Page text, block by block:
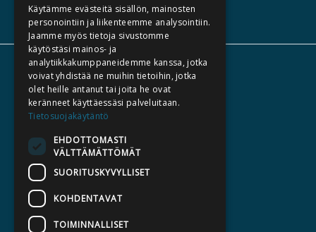
ABOUT US
AUTHORS
CATALOGUES
BECOME AN AUTHOR
Käytämme evästeitä sisällön, mainosten
personointiin ja liikenteemme analysointiin.
Jaamme myös tietoja sivustomme
käytöstäsi mainos- ja
analytiikkakumppaneidemme kanssa, jotka
voivat yhdistää ne muihin tietoihin, jotka
olet heille antanut tai joita he ovat
keränneet käyttäessäsi palveluitaan.
Tietosuojakäytäntö
EHDOTTOMASTI
VÄLTTÄMÄTTÖMÄT
SUORITUSKYVYLLISET
KOHDENTAVAT
TOIMINNALLISET